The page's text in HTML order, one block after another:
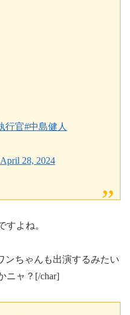
行官#中島健人
April 28, 2024
すよね。
ンちゃんも出演するみたい
ニャ？[/char]